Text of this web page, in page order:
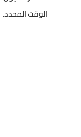
الوقت المحدد.